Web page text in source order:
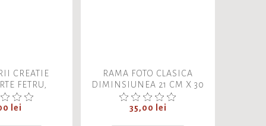
CREATIE
FETRU,
BUCATI/SET
lei
RAMA FOTO CLASICA
DIMINSIUNEA 21 CM X 30
CM
Pret
35,00 lei